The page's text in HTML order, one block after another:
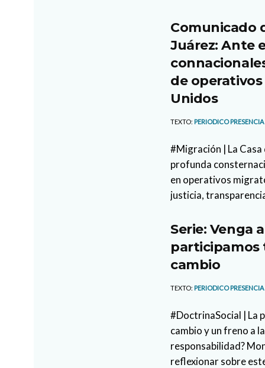
Comunicado
Juárez: Ante
de
Unidos
TEXTO: PERIODICO PRESENCIA
#Migración | La
profunda
en operativos
justicia,
Serie: Venga
participamos
cambio
TEXTO: PERIODICO PRESENCIA
#DoctrinaSocial | La
cambio y un freno a
responsabilidad?
reflexionar sobre